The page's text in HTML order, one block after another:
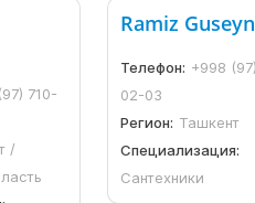
710-
/
Ramiz
Телефон: +998
02-03
Регион: Ташкент
Специализация:
Сантехники